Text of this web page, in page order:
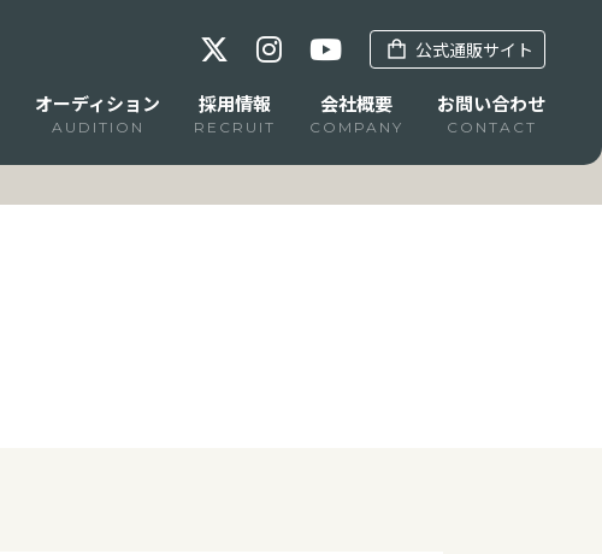
公式通販サイト
オーディション
AUDITION
採用情報
RECRUIT
会社概要
COMPANY
お問い合わせ
CONTACT